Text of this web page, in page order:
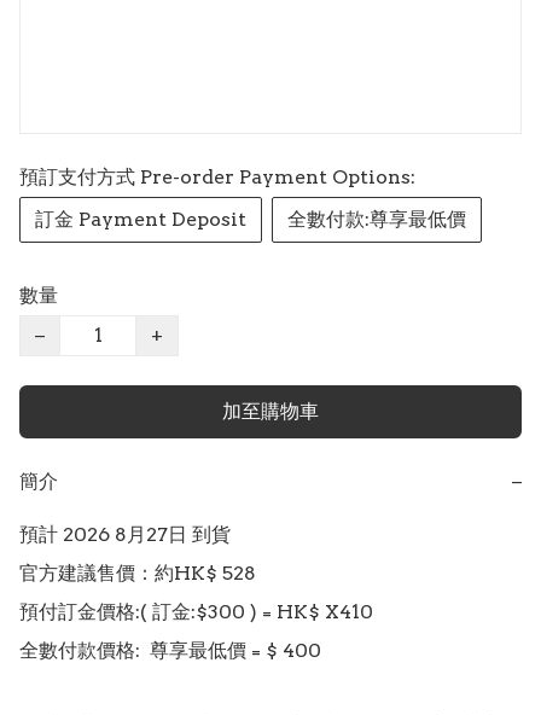
預訂支付方式 Pre-order Payment Options:
訂金 Payment Deposit
全數付款:尊享最低價
數量
−
+
加至購物車
簡介 −
預計 2026 8月27日 到貨
官方建議售價：約HK$ 528
預付訂金價格:( 訂金:$300 ) = HK$ X410
全數付款價格:  尊享最低價 = $ 400